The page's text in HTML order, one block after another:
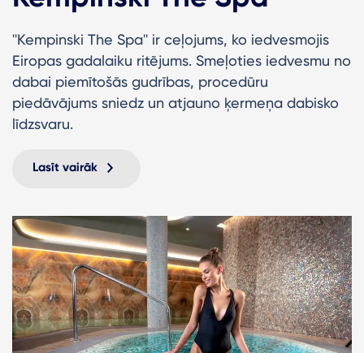
''Kempinski The Spa'' ir ceļojums, ko iedvesmojis
Eiropas gadalaiku ritējums. Smeļoties iedvesmu no
dabai piemītošās gudrības, procedūru
piedāvājums sniedz un atjauno ķermeņa dabisko
līdzsvaru.
Lasīt vairāk